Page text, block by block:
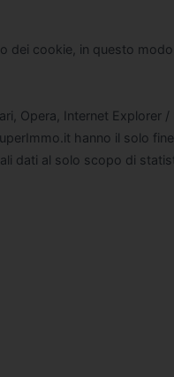
dei cookie, in questo
Opera, Internet Explorer /
hanno il solo
dati al solo scopo di